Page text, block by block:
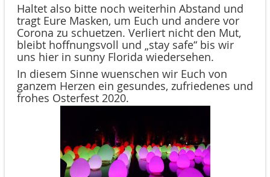
Haltet also bitte noch weiterhin Abstand und
tragt Eure Masken, um Euch und andere vor
Corona zu schuetzen. Verliert nicht den Mut,
bleibt hoffnungsvoll und „stay safe“ bis wir
uns hier in sunny Florida wiedersehen.
In diesem Sinne wuenschen wir Euch von
ganzem Herzen ein gesundes, zufriedenes und
frohes Osterfest 2020.